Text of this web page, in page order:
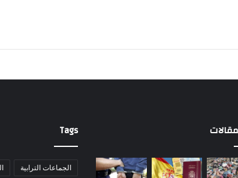
Tags
الجماعات الترابية